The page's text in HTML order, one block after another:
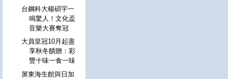
台鋼科大楊碩宇一
鳴驚人！文化盃
音樂大賽奪冠
大員皇冠10月起盡
享秋冬饋贈：彩
豐十味一食一味
屏東海生館與日加